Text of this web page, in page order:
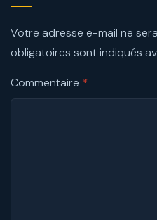
Votre adresse e-mail ne
obligatoires sont indiqués
Commentaire *